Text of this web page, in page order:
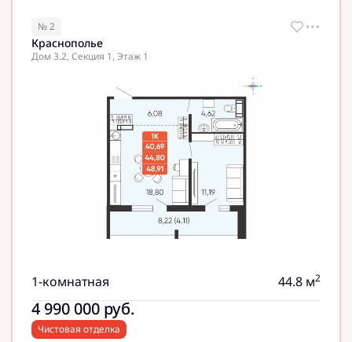
№ 2
Краснополье
Дом 3.2, Секция 1, Этаж 1
1-комнатная 44.8 м2
4 990 000 руб.
Чистовая отделка